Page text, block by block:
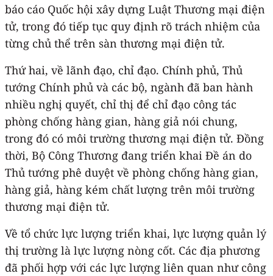
báo cáo Quốc hội xây dựng Luật Thương mại điện
tử, trong đó tiếp tục quy định rõ trách nhiệm của
từng chủ thể trên sàn thương mại điện tử.
Thứ hai, về lãnh đạo, chỉ đạo. Chính phủ, Thủ
tướng Chính phủ và các bộ, ngành đã ban hành
nhiều nghị quyết, chỉ thị để chỉ đạo công tác
phòng chống hàng gian, hàng giả nói chung,
trong đó có môi trường thương mại điện tử. Đồng
thời, Bộ Công Thương đang triển khai Đề án do
Thủ tướng phê duyệt về phòng chống hàng gian,
hàng giả, hàng kém chất lượng trên môi trường
thương mại điện tử.
Về tổ chức lực lượng triển khai, lực lượng quản lý
thị trường là lực lượng nòng cốt. Các địa phương
đã phối hợp với các lực lượng liên quan như công